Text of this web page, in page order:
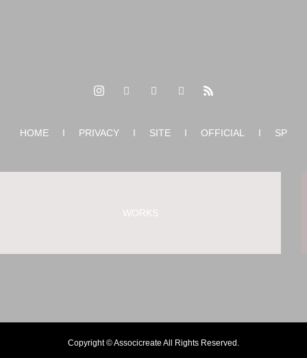
HOME I PRIVACY I SITE I OFFICIAL I SP
WORKS
Copyright © Associcreate All Rights Reserved.